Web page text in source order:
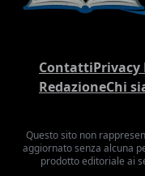
ContattiPrivacy
RedazioneChi
Questo sito non
aggiornato senza alcuna
prodotto editoriale ai